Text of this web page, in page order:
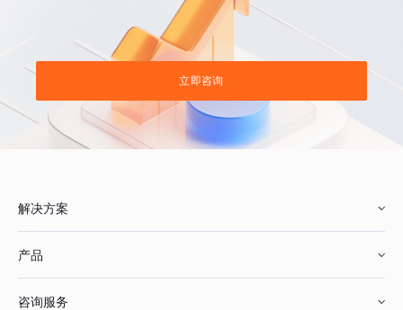
立即咨询
解决方案
产品
咨询服务